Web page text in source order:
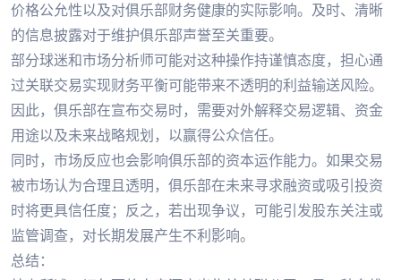
价格公允性以及对俱乐部财务健康的实际影响。及时、清晰
的信息披露对于维护俱乐部声誉至关重要。
部分球迷和市场分析师可能对这种操作持谨慎态度，担心通
过关联交易实现财务平衡可能带来不透明的利益输送风险。
因此，俱乐部在宣布交易时，需要对外解释交易逻辑、资金
用途以及未来战略规划，以赢得公众信任。
同时，市场反应也会影响俱乐部的资本运作能力。如果交易
被市场认为合理且透明，俱乐部在未来寻求融资或吸引投资
时将更具信任度；反之，若出现争议，可能引发股东关注或
监管调查，对长期发展产生不利影响。
总结：